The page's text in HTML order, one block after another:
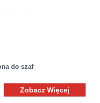
do szaf
Zobacz Więcej